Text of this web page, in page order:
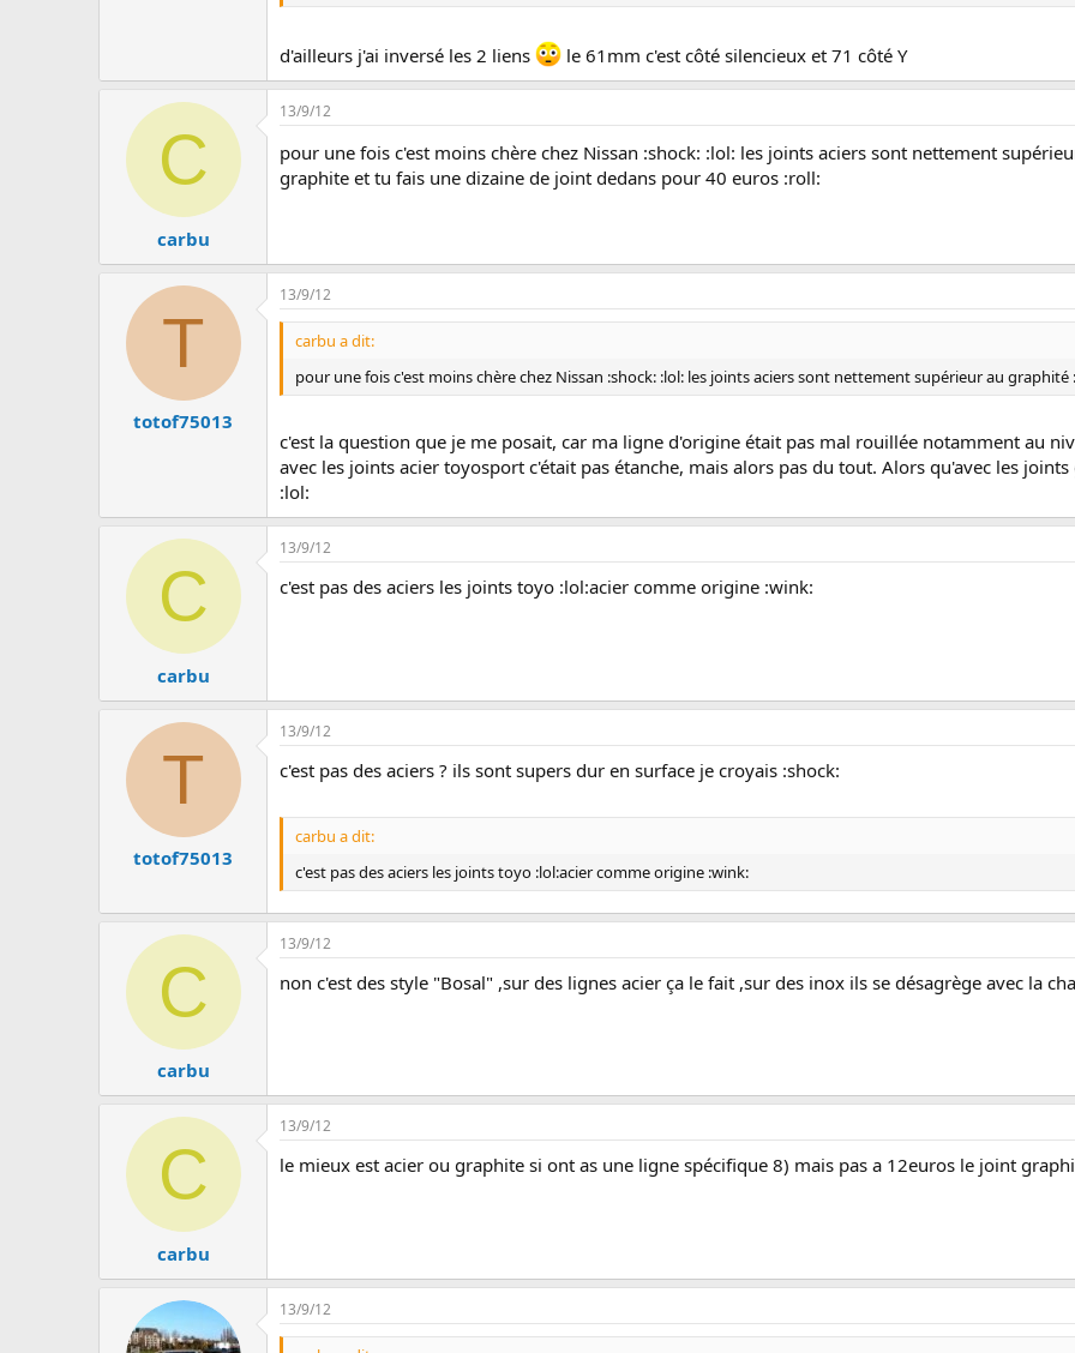
d'ailleurs j'ai inversé les 2 liens le 61mm c'est côté silencieux et 71 côté Y
C
carbu
13/9/12
pour une fois c'est moins chère chez Nissan :shock: :lol: les joints aciers sont nettement
graphite et tu fais une dizaine de joint dedans pour 40 euros :roll:
T
totof75013
13/9/12
carbu a dit:
pour une fois c'est moins chère chez Nissan :shock: :lol: les joints aciers sont nettement supérieur au graphité
c'est la question que je me posait, car ma ligne d'origine était pas mal rouillée notamment au
avec les joints acier toyosport c'était pas étanche, mais alors pas du tout. Alors qu'avec les
:lol:
C
carbu
13/9/12
c'est pas des aciers les joints toyo :lol:acier comme origine :wink:
T
totof75013
13/9/12
c'est pas des aciers ? ils sont supers dur en surface je croyais :shock:
carbu a dit:
c'est pas des aciers les joints toyo :lol:acier comme origine :wink:
C
carbu
13/9/12
non c'est des style "Bosal" ,sur des lignes acier ça le fait ,sur des inox ils se désagrège avec la
C
carbu
13/9/12
le mieux est acier ou graphite si ont as une ligne spécifique 8) mais pas a 12euros le joint
13/9/12